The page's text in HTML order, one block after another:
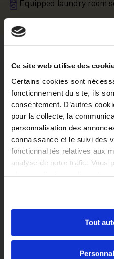
Ce site web utilise des
Certains cookies sont
fonctionnement du site, ils
consentement. D’autres
pour la collecte, la
personnalisation des
connaissance et le suivi des
fonctionnalités relatives aux
analyse de notre trafic. Vous
Tout
Equipped laundry room
Situer dans la ville